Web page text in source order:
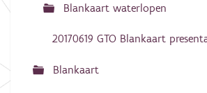
Blankaart waterlopen
20170619 GTO Blankaart
Blankaart